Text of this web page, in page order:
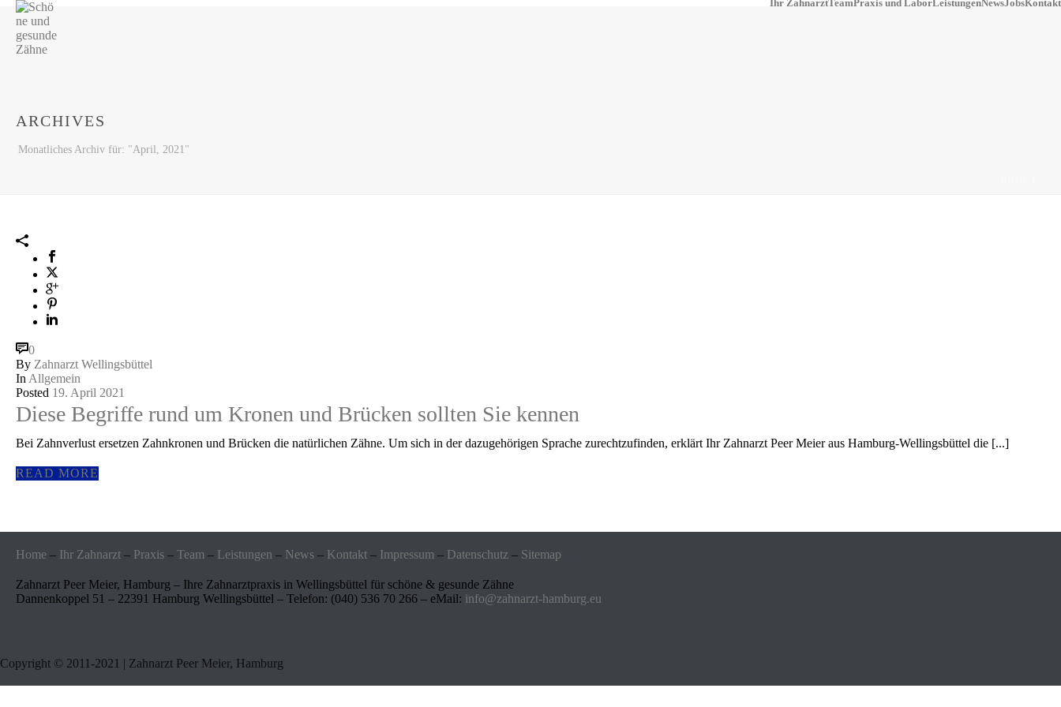
Ihr ZahnarztTeamPraxis und LaborLeistungenNewsJobsKontakt
ARCHIVES
Monatliches Archiv für: "April, 2021"
0
By Zahnarzt Wellingsbüttel
In Allgemein
Posted 19. April 2021
Diese Begriffe rund um Kronen und Brücken sollten Sie kennen
Bei Zahnverlust ersetzen Zahnkronen und Brücken die natürlichen Zähne. Um sich in der dazugehörigen Sprache zurechtzufinden, erklärt Ihr Zahnarzt Peer Meier aus Hamburg-Wellingsbüttel die [...]
READ MORE
Home – Ihr Zahnarzt – Praxis – Team – Leistungen – News – Kontakt – Impressum – Datenschutz – Sitemap
Zahnarzt Peer Meier, Hamburg – Ihre Zahnarztpraxis in Wellingsbüttel für schöne & gesunde Zähne
Dannenkoppel 51 – 22391 Hamburg Wellingsbüttel – Telefon: (040) 536 70 266 – eMail: info@zahnarzt-hamburg.eu
Copyright © 2011-2021 | Zahnarzt Peer Meier, Hamburg